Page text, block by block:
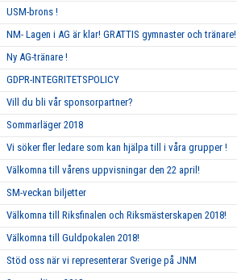
USM-brons !
NM- Lagen i AG är klar! GRATTIS gymnaster och tränare!
Ny AG-tränare !
GDPR-INTEGRITETSPOLICY
Vill du bli vår sponsorpartner?
Sommarläger 2018
Vi söker fler ledare som kan hjälpa till i våra grupper !
Välkomna till vårens uppvisningar den 22 april!
SM-veckan biljetter
Välkomna till Riksfinalen och Riksmästerskapen 2018!
Välkomna till Guldpokalen 2018!
Stöd oss när vi representerar Sverige på JNM